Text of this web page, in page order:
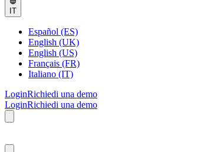
IT
Español (ES)
English (UK)
English (US)
Français (FR)
Italiano (IT)
LoginRichiedi una demo
LoginRichiedi una demo